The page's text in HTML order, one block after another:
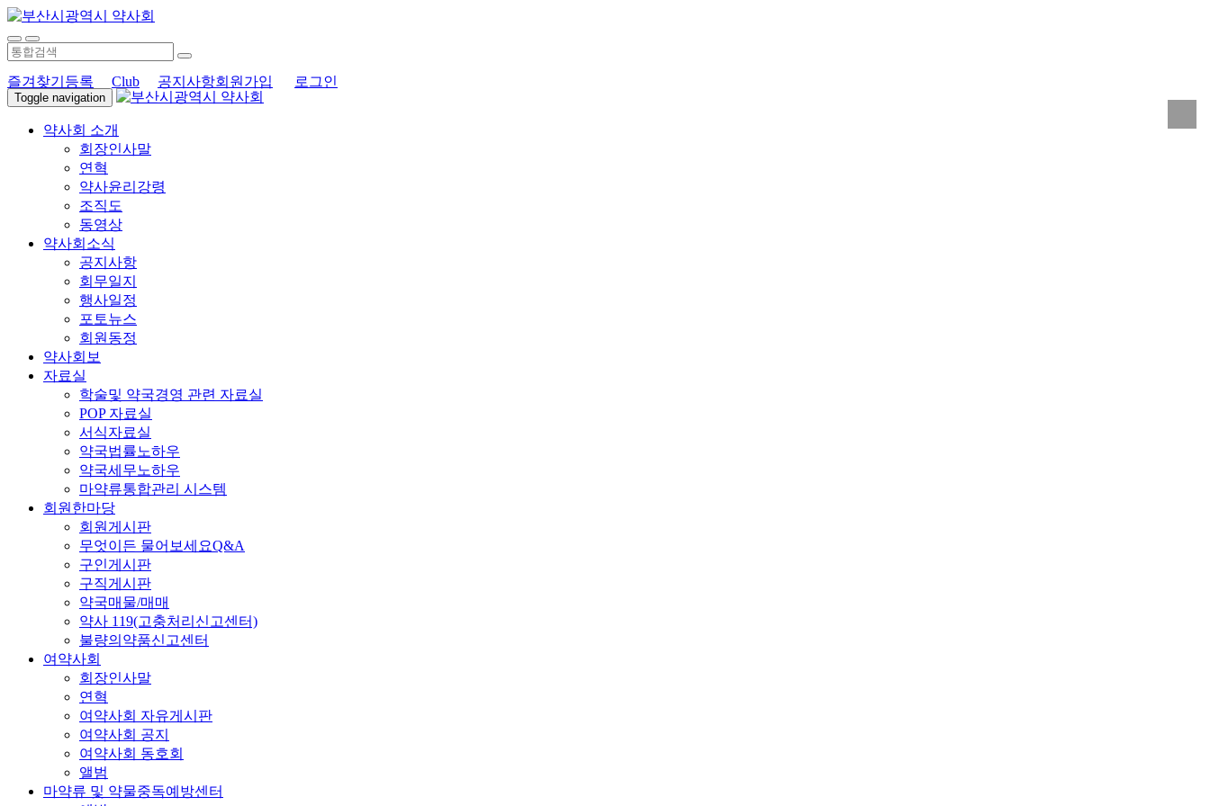
즐겨찾기등록 Club 공지사항회원가입 로그인
Toggle navigation
약사회 소개
회장인사말
연혁
약사윤리강령
조직도
동영상
약사회소식
공지사항
회무일지
행사일정
포토뉴스
회원동정
약사회보
자료실
학술및 약국경영 관련 자료실
POP 자료실
서식자료실
약국법률노하우
약국세무노하우
마약류통합관리 시스템
회원한마당
회원게시판
무엇이든 물어보세요Q&A
구인게시판
구직게시판
약국매물/매매
약사 119(고충처리신고센터)
불량의약품신고센터
여약사회
회장인사말
연혁
여약사회 자유게시판
여약사회 공지
여약사회 동호회
앨범
마약류 및 약물중독예방센터